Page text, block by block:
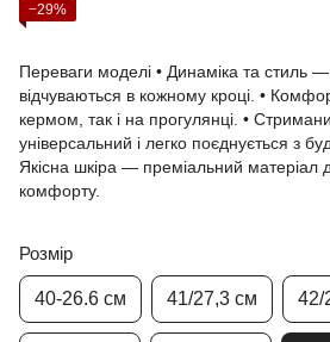
−29%
Переваги моделі • Динаміка та стиль
відчуваються в кожному кроці. •
кермом, так і на прогулянці. •
універсальний і легко поєднується з
Якісна шкіра — преміальний матеріал
комфорту.
Розмір
40-26.6 см 41/27,3 см 42/